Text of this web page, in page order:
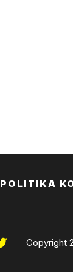
POLITIKA
Copyright